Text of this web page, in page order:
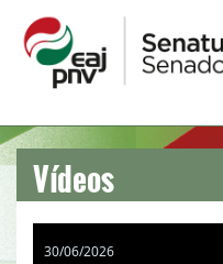
Vídeos
30/06/2026